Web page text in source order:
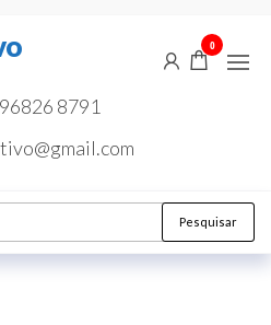
8791
0
Pesquisar